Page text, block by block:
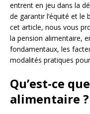
entrent en jeu dans la
de garantir l’équité et le
cet article, nous vous
la pension alimentaire,
fondamentaux, les
modalités pratiques
Qu’est-ce
alimentaire ?